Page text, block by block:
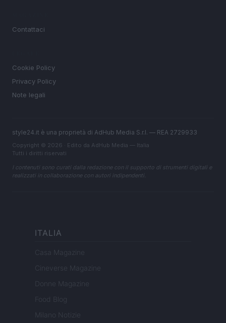
Contattaci
Cookie Policy
Privacy Policy
Note legali
style24.it è una proprietà di AdHub Media S.r.l. — REA 2729933
Copyright © 2026 · Edito da AdHub Media — Italia
Tutti i diritti riservati
I contenuti sono curati dalla redazione con il supporto di strumenti digitali e
realizzati in collaborazione con autori indipendenti.
ITALIA
Casa Magazine
Cineverse Magazine
Donne Magazine
Food Blog
Milano Notizie